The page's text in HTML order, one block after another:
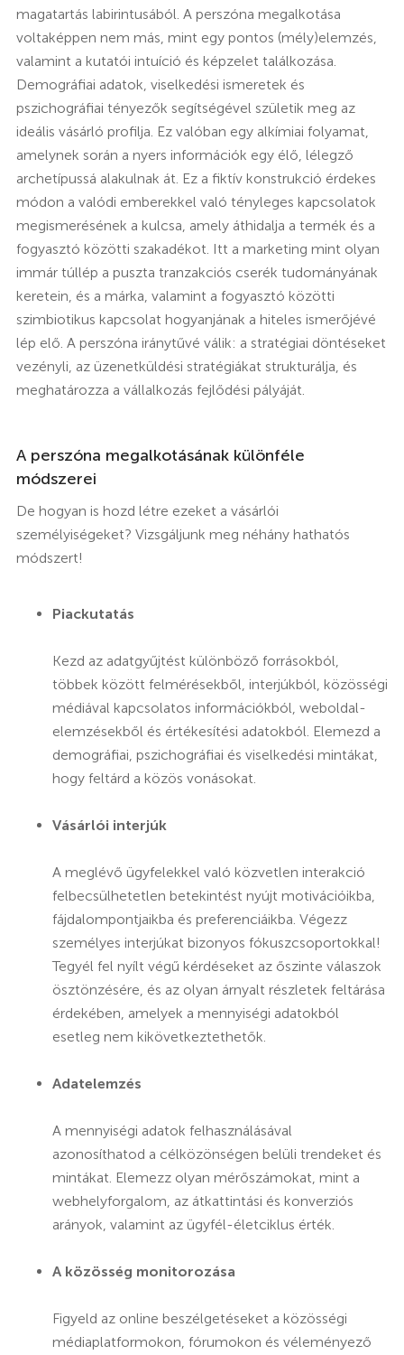
magatartás labirintusából. A perszóna megalkotása
voltaképpen nem más, mint egy pontos (mély)elemzés,
valamint a kutatói intuíció és képzelet találkozása.
Demográfiai adatok, viselkedési ismeretek és
pszichográfiai tényezők segítségével születik meg az
ideális vásárló profilja. Ez valóban egy alkímiai folyamat,
amelynek során a nyers információk egy élő, lélegző
archetípussá alakulnak át. Ez a fiktív konstrukció érdekes
módon a valódi emberekkel való tényleges kapcsolatok
megismerésének a kulcsa, amely áthidalja a termék és a
fogyasztó közötti szakadékot. Itt a marketing mint olyan
immár túllép a puszta tranzakciós cserék tudományának
keretein, és a márka, valamint a fogyasztó közötti
szimbiotikus kapcsolat hogyanjának a hiteles ismerőjévé
lép elő. A perszóna iránytűvé válik: a stratégiai döntéseket
vezényli, az üzenetküldési stratégiákat strukturálja, és
meghatározza a vállalkozás fejlődési pályáját.
A perszóna megalkotásának különféle
módszerei
De hogyan is hozd létre ezeket a vásárlói
személyiségeket? Vizsgáljunk meg néhány hathatós
módszert!
Piackutatás
Kezd az adatgyűjtést különböző forrásokból,
többek között felmérésekből, interjúkból, közösségi
médiával kapcsolatos információkból, weboldal-
elemzésekből és értékesítési adatokból. Elemezd a
demográfiai, pszichográfiai és viselkedési mintákat,
hogy feltárd a közös vonásokat.
Vásárlói interjúk
A meglévő ügyfelekkel való közvetlen interakció
felbecsülhetetlen betekintést nyújt motivációikba,
fájdalompontjaikba és preferenciáikba. Végezz
személyes interjúkat bizonyos fókuszcsoportokkal!
Tegyél fel nyílt végű kérdéseket az őszinte válaszok
ösztönzésére, és az olyan árnyalt részletek feltárása
érdekében, amelyek a mennyiségi adatokból
esetleg nem kikövetkeztethetők.
Adatelemzés
A mennyiségi adatok felhasználásával
azonosíthatod a célközönségen belüli trendeket és
mintákat. Elemezz olyan mérőszámokat, mint a
webhelyforgalom, az átkattintási és konverziós
arányok, valamint az ügyfél-életciklus érték.
A közösség monitorozása
Figyeld az online beszélgetéseket a közösségi
médiaplatformokon, fórumokon és véleményező